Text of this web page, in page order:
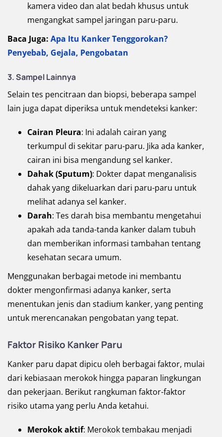
kamera video dan alat bedah khusus untuk
mengangkat sampel jaringan paru-paru.
Baca Juga: Apa Itu Kanker Tenggorokan?
Penyebab, Gejala, Pengobatan
3. Sampel Lainnya
Selain tes pencitraan dan biopsi, beberapa sampel
lain juga dapat diperiksa untuk mendeteksi kanker:
Cairan Pleura: Ini adalah cairan yang
terkumpul di sekitar paru-paru. Jika ada kanker,
cairan ini bisa mengandung sel kanker.
Dahak (Sputum): Dokter dapat menganalisis
dahak yang dikeluarkan dari paru-paru untuk
melihat adanya sel kanker.
Darah: Tes darah bisa membantu mengetahui
apakah ada tanda-tanda kanker dalam tubuh
dan memberikan informasi tambahan tentang
kesehatan secara umum.
Menggunakan berbagai metode ini membantu
dokter mengonfirmasi adanya kanker, serta
menentukan jenis dan stadium kanker, yang penting
untuk merencanakan pengobatan yang tepat.
Faktor Risiko Kanker Paru
Kanker paru dapat dipicu oleh berbagai faktor, mulai
dari kebiasaan merokok hingga paparan lingkungan
dan pekerjaan. Berikut rangkuman faktor-faktor
risiko utama yang perlu Anda ketahui.
Merokok aktif: Merokok tembakau menjadi